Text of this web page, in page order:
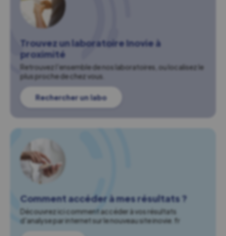
Trouvez un laboratoire Inovie à
proximité
Retrouvez l'ensemble de nos laboratoires, ou localisez le
plus proche de chez vous.
Rechercher un labo
Comment accéder à mes résultats ?
Découvrez ici comment accéder à vos résultats
d'analyse par internet sur le nouveau site inovie.fr